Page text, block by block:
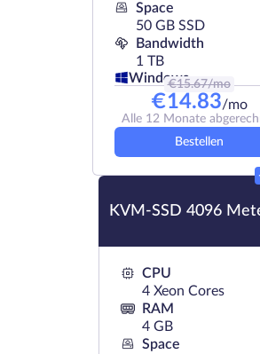
Space
50 GB SSD
Bandwidth
1 TB
Windows
€15.67/mo
€14.83/mo
Alle 12 Monate
Bestellen
KVM-SSD 4096
CPU
4 Xeon Cores
RAM
4 GB
Space